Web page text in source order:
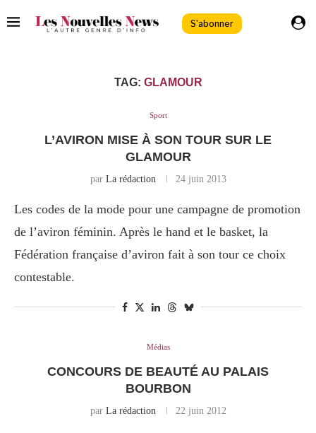
S'abonner
TAG: GLAMOUR
Sport
L’AVIRON MISE À SON TOUR SUR LE
GLAMOUR
par La rédaction 24 juin 2013
Les codes de la mode pour une campagne de promotion
de l’aviron féminin. Après le hand et le basket, la
Fédération française d’aviron fait à son tour ce choix
contestable.
Médias
CONCOURS DE BEAUTÉ AU PALAIS
BOURBON
par La rédaction 22 juin 2012